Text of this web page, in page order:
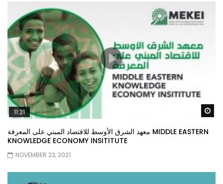
11:21
معهد الشرق الأوسط للاقتصاد المبني على المعرفة MIDDLE EASTERN
KNOWLEDGE ECONOMY INSITITUTE
NOVEMBER 23, 2021